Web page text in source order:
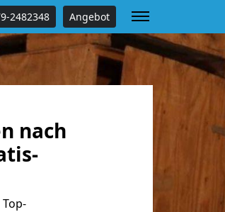
2482348 Angebot
nach